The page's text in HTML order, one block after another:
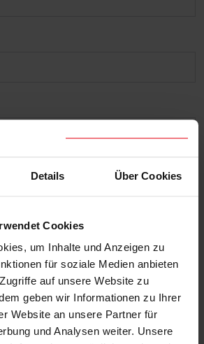
Details Über Cookies
Cookies
um Inhalte und Anzeigen zu
für soziale Medien anbieten
auf unsere Website zu
geben wir Informationen zu Ihrer
Website an unsere Partner für
und Analysen weiter. Unsere
Datenschutzbestimmungen zur
Nutzung meiner vorstehend